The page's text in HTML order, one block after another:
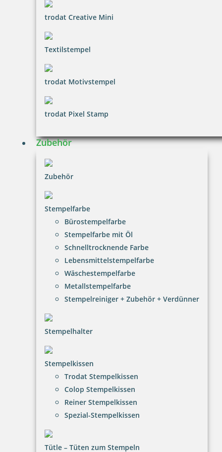
trodat Creative Mini
Textilstempel
trodat Motivstempel
trodat Pixel Stamp
Zubehör
Zubehör
Stempelfarbe
Bürostempelfarbe
Stempelfarbe mit Öl
Schnelltrocknende Farbe
Lebensmittelstempelfarbe
Wäschestempelfarbe
Metallstempelfarbe
Stempelreiniger + Zubehör + Verdünner
Stempelhalter
Stempelkissen
Trodat Stempelkissen
Colop Stempelkissen
Reiner Stempelkissen
Spezial-Stempelkissen
Tütle – Tüten zum Stempeln
HINWEISE
Versandinformationen
Zahlungsbedingungen
Bestellhinweise
INFORMATIONEN
Barrierefreiheit
KUNDENBEREICH
Kundenservice
GreenPrint Osttirol e.U.